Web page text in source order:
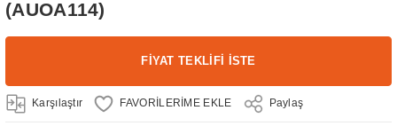
(AUOA114)
FİYAT TEKLİFİ İSTE
Karşılaştır Paylaş